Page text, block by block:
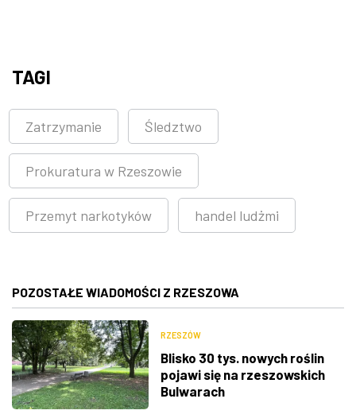
TAGI
Zatrzymanie Śledztwo
Prokuratura w Rzeszowie
Przemyt narkotyków handel ludżmi
POZOSTAŁE WIADOMOŚCI Z RZESZOWA
RZESZÓW
Blisko 30 tys. nowych roślin
pojawi się na rzeszowskich
Bulwarach